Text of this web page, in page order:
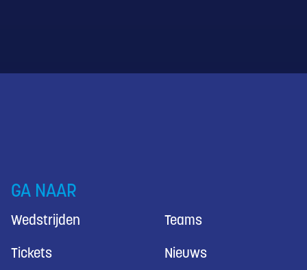
GA NAAR
Wedstrijden Teams
Tickets Nieuws